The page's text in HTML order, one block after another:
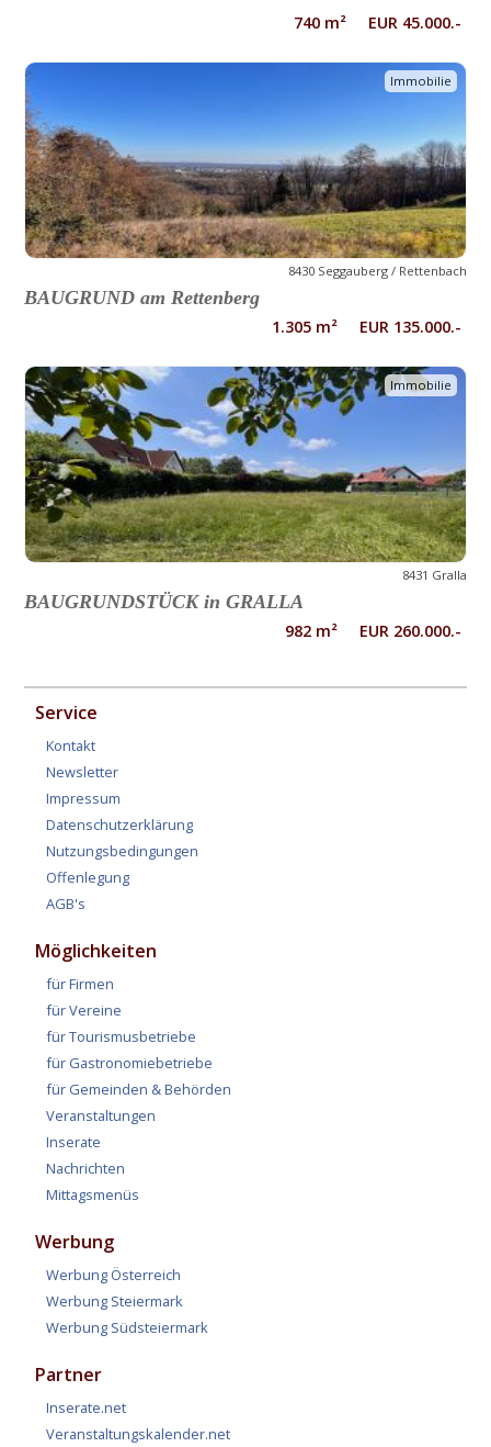
740 m² EUR 45.000.-
Immobilie
8430 Seggauberg / Rettenbach
BAUGRUND am Rettenberg
1.305 m² EUR 135.000.-
Immobilie
8431 Gralla
BAUGRUNDSTÜCK in GRALLA
982 m² EUR 260.000.-
Service
Kontakt
Newsletter
Impressum
Datenschutzerklärung
Nutzungsbedingungen
Offenlegung
AGB's
Möglichkeiten
für Firmen
für Vereine
für Tourismusbetriebe
für Gastronomiebetriebe
für Gemeinden & Behörden
Veranstaltungen
Inserate
Nachrichten
Mittagsmenüs
Werbung
Werbung Österreich
Werbung Steiermark
Werbung Südsteiermark
Partner
Inserate.net
Veranstaltungskalender.net